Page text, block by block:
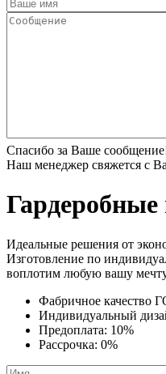
Спасибо за Ваше
Наш менеджер свяжется с
Идеальные решения от
Изготовление по
воплотим любую вашу
Фабричное качество
Индивидуальный
Предоплата: 10%
Рассрочка: 0%